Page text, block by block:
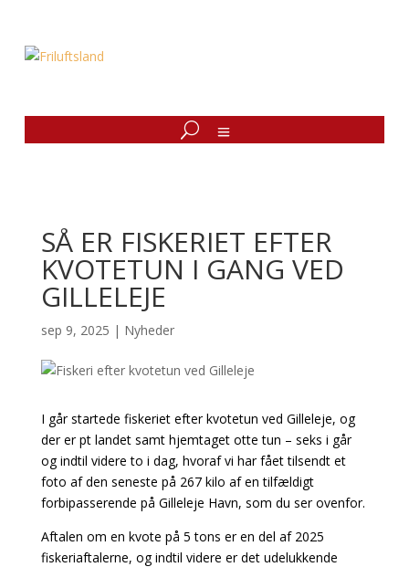
SÅ ER FISKERIET EFTER
KVOTETUN I GANG VED
GILLELEJE
sep 9, 2025 | Nyheder
I går startede fiskeriet efter kvotetun ved Gilleleje, og
der er pt landet samt hjemtaget otte tun – seks i går
og indtil videre to i dag, hvoraf vi har fået tilsendt et
foto af den seneste på 267 kilo af en tilfældigt
forbipasserende på Gilleleje Havn, som du ser ovenfor.
Aftalen om en kvote på 5 tons er en del af 2025
fiskeriaftalerne, og indtil videre er det udelukkende